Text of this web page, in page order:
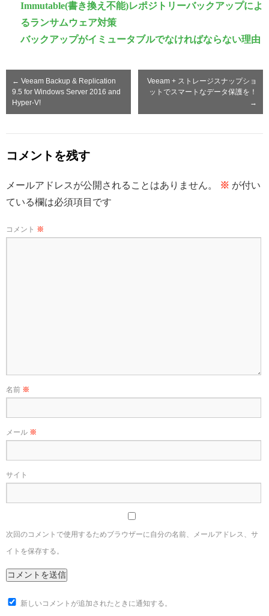
Immutable(書き換え不能)レポジトリーバックアップによ
るランサムウェア対策
バックアップがイミュータブルでなければならない理由
← Veeam Backup & Replication
9.5 for Windows Server 2016 and
Hyper-V!
Veeam + ストレージスナップショ
ットでスマートなデータ保護を！
→
コメントを残す
メールアドレスが公開されることはありません。 ※ が付い
ている欄は必須項目です
コメント ※
名前 ※
メール ※
サイト
次回のコメントで使用するためブラウザーに自分の名前、メールアドレス、サ
イトを保存する。
新しいコメントが追加されたときに通知する。